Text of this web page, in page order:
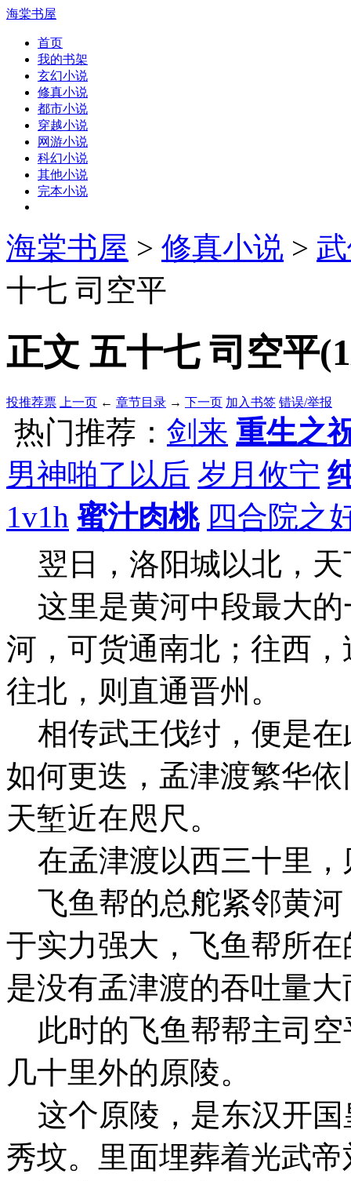
海棠书屋
首页
我的书架
玄幻小说
修真小说
都市小说
穿越小说
网游小说
科幻小说
其他小说
完本小说
海棠书屋 > 修真小说 >
十七 司空平
正文 五十七 司空平
投推荐票 上一页 ← 章节目录 → 下一页 加入书签 错误/举报
热门推荐： 剑来 重生之
男神啪了以后 岁月攸宁
1v1h 蜜汁肉桃 四合院之
翌日，洛阳城以北，天
这里是黄河中段最大的
河，可货通南北；往西
往北，则直通晋州。
相传武王伐纣，便是在
如何更迭，孟津渡繁华
天堑近在咫尺。
在孟津渡以西三十里，
飞鱼帮的总舵紧邻黄河
于实力强大，飞鱼帮所
是没有孟津渡的吞吐量大
此时的飞鱼帮帮主司空
几十里外的原陵。
这个原陵，是东汉开国
秀坟。里面埋葬着光武